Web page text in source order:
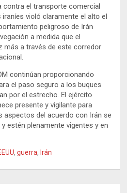
contra el transporte comercial
violó claramente el alto el
peligroso de Irán
a medida que el
más a través de este corredor
continúan proporcionando
el paso seguro a los buques
por el estrecho. El ejército
presente y vigilante para
aspectos del acuerdo con Irán se
estén plenamente vigentes y en
, guerra, Irán